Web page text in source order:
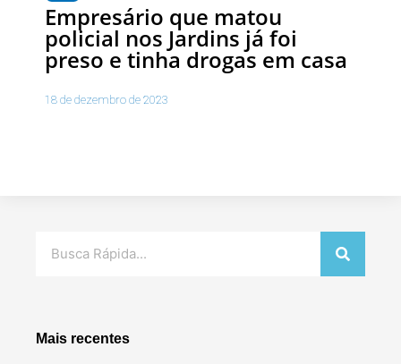
Empresário que matou
policial nos Jardins já foi
preso e tinha drogas em casa
18 de dezembro de 2023
Mais recentes